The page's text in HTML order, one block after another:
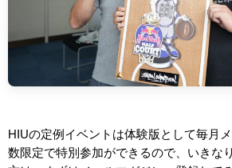
HIUの定例イベントは体験版として毎月
数限定で特別参加ができるので、いきな